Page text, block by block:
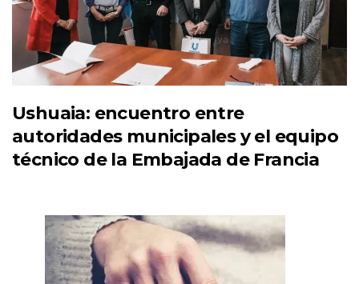
Ushuaia: encuentro entre
autoridades municipales y el equipo
técnico de la Embajada de Francia